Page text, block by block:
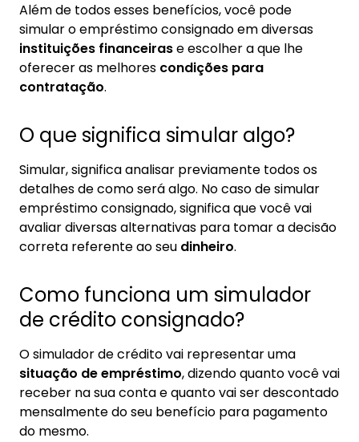
Além de todos esses benefícios, você pode
simular o empréstimo consignado em diversas
instituições financeirase escolher a que lhe
oferecer as melhores condições para
contratação.
O que significa simular algo?
Simular, significa analisar previamente todos os
detalhes de como será algo. No caso de simular
empréstimo consignado, significa que você vai
avaliar diversas alternativas para tomar a decisão
correta referente ao seu dinheiro.
Como funciona um simulador
de crédito consignado?
O simulador de crédito vai representar uma
situação de empréstimo, dizendo quanto você vai
receber na sua conta e quanto vai ser descontado
mensalmente do seu benefício para pagamento
do mesmo.